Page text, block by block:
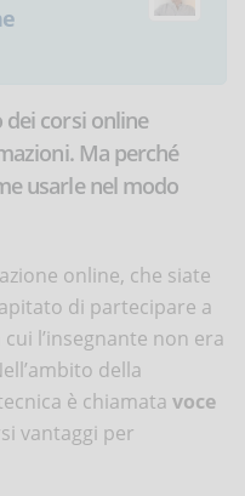
dei corsi online
Ma perché
usarle nel modo
online, che siate
di partecipare a
l’insegnante non era
della
è chiamata voce
vantaggi per